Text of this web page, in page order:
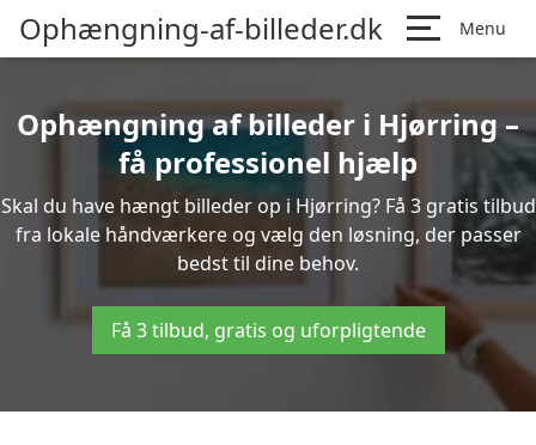
Ophængning-af-billeder.dk Menu
Ophængning af billeder i Hjørring –
få professionel hjælp
Skal du have hængt billeder op i Hjørring? Få 3 gratis tilbud
fra lokale håndværkere og vælg den løsning, der passer
bedst til dine behov.
Få 3 tilbud, gratis og uforpligtende